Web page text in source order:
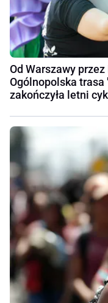
Od Warszawy
Ogólnopolska
zakończyła letni